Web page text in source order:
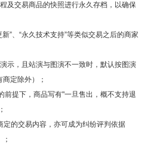
及交易商品的快照进行永久存档，以确保
”、“永久技术支持”等类似交易之后的商家
示，且站演与图演不一致时，默认按图演
定除外）；
前提下，商品写有"一旦售出，概不支持退
的交易内容，亦可成为纠纷评判依据